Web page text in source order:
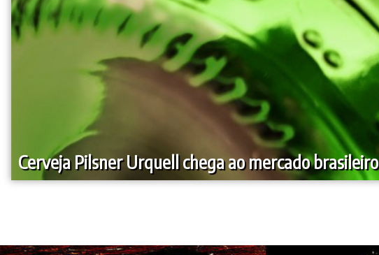
Cerveja Pilsner Urquell chega ao mercado brasileiro